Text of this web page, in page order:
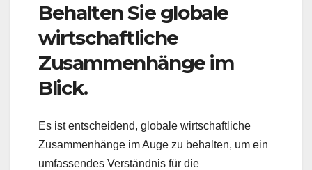
Behalten Sie globale
wirtschaftliche
Zusammenhänge im
Blick.
Es ist entscheidend, globale wirtschaftliche
Zusammenhänge im Auge zu behalten, um ein
umfassendes Verständnis für die